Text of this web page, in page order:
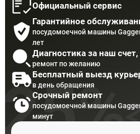
Официальный сервис
Гарантийное
посудомоечной машины
лет
Диагностика за наш счет,
ремонт по желанию
Бесплатный выезд
в день обращения
Срочный ремонт
посудомоечной машины
минут